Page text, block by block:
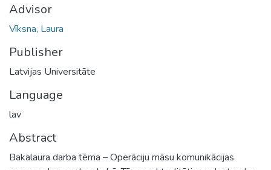
Advisor
Vīksna, Laura
Publisher
Latvijas Universitāte
Language
lav
Abstract
Bakalaura darba tēma – Operāciju māsu komunikācijas